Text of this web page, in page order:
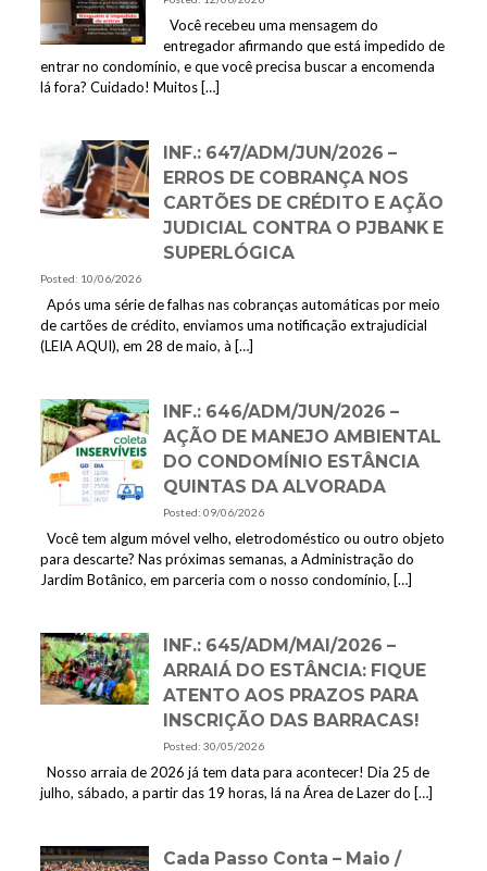
Você recebeu uma mensagem do
entregador afirmando que está impedido de
entrar no condomínio, e que você precisa buscar a encomenda
lá fora? Cuidado! Muitos[…]
INF.: 647/ADM/JUN/2026 –
ERROS DE COBRANÇA NOS
CARTÕES DE CRÉDITO E AÇÃO
JUDICIAL CONTRA O PJBANK E
SUPERLÓGICA
Posted: 10/06/2026
Após uma série de falhas nas cobranças automáticas por meio
de cartões de crédito, enviamos uma notificação extrajudicial
(LEIA AQUI), em 28 de maio, à […]
INF.: 646/ADM/JUN/2026 –
AÇÃO DE MANEJO AMBIENTAL
DO CONDOMÍNIO ESTÂNCIA
QUINTAS DA ALVORADA
Posted: 09/06/2026
Você tem algum móvel velho, eletrodoméstico ou outro objeto
para descarte? Nas próximas semanas, a Administração do
Jardim Botânico, em parceria com o nosso condomínio, […]
INF.: 645/ADM/MAI/2026 –
ARRAIÁ DO ESTÂNCIA: FIQUE
ATENTO AOS PRAZOS PARA
INSCRIÇÃO DAS BARRACAS!
Posted: 30/05/2026
Nosso arraia de 2026 já tem data para acontecer! Dia 25 de
julho, sábado, a partir das 19 horas, lá na Área de Lazer do […]
Cada Passo Conta – Maio /